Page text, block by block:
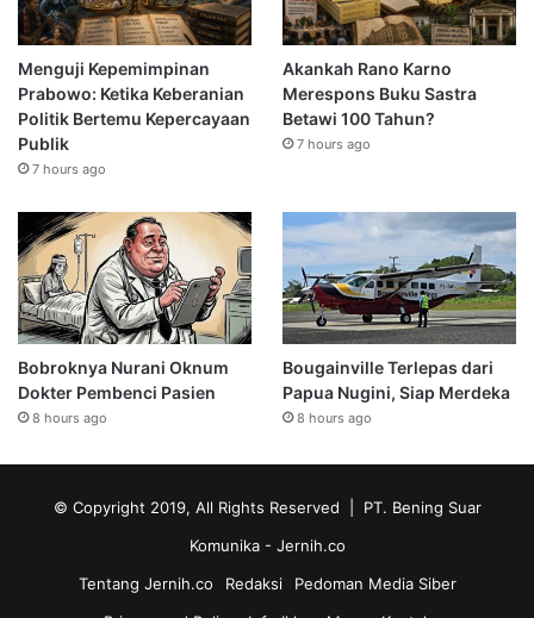
Menguji Kepemimpinan
Prabowo: Ketika Keberanian
Politik Bertemu Kepercayaan
Publik
7 hours ago
Akankah Rano Karno
Merespons Buku Sastra
Betawi 100 Tahun?
7 hours ago
Bobroknya Nurani Oknum
Dokter Pembenci Pasien
8 hours ago
Bougainville Terlepas dari
Papua Nugini, Siap Merdeka
8 hours ago
© Copyright 2019, All Rights Reserved | PT. Bening Suar
Komunika - Jernih.co
Tentang Jernih.co
Redaksi
Pedoman Media Siber